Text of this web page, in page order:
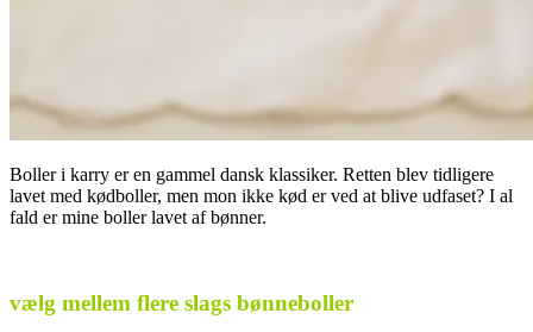
Boller i karry er en gammel dansk klassiker. Retten blev tidligere
lavet med kødboller, men mon ikke kød er ved at blive udfaset? I al
fald er mine boller lavet af bønner.
vælg mellem flere slags bønneboller